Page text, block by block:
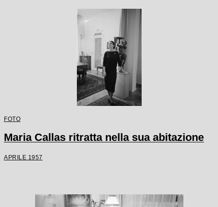
FOTO
Maria Callas ritratta nella sua abitazione
APRILE 1957